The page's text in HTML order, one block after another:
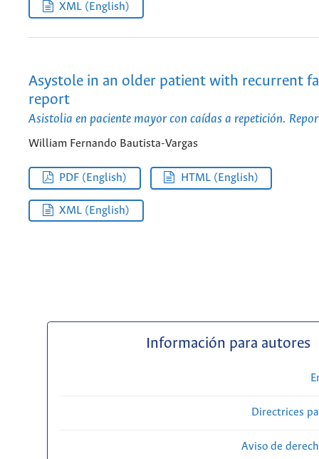
XML (English)
Asystole in an older patient with recurrent
report
Asistolia en paciente mayor con caídas a repetición.
William Fernando Bautista-Vargas
PDF (English) HTML (English)
XML (English)
Información para autores
Directrices
Aviso de